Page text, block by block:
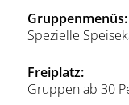
Gruppenmenüs:
Spezielle
Freiplatz:
Gruppen ab 30